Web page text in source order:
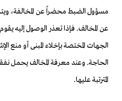
مسؤول الضبط محضراً عن المخالفة،
عن المخالف. فإذا تعذر الوصول إليه
الجهات المختصة بإخلاء المبنى أو منع
الحاجة. وعند معرفة المخالف يحمل
المترتبة عليها.